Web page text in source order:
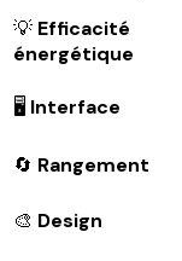
💡 Efficacité
énergétique
🖥️ Interface
🔄 Rangement
🎨 Design